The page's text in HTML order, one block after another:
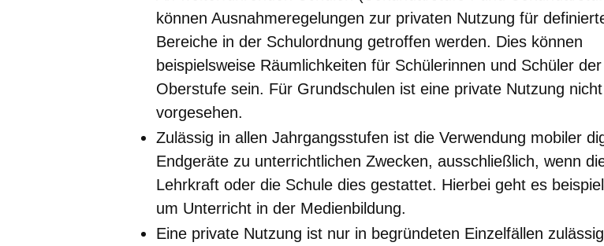
können Ausnahmeregelungen zur privaten Nutzung für
Bereiche in der Schulordnung getroffen werden. Dies können
beispielsweise Räumlichkeiten für Schülerinnen und Schüler der
Oberstufe sein. Für Grundschulen ist eine private Nutzung nicht
vorgesehen.
Zulässig in allen Jahrgangsstufen ist die Verwendung mobiler
Endgeräte zu unterrichtlichen Zwecken, ausschließlich, wenn
Lehrkraft oder die Schule dies gestattet. Hierbei geht es
um Unterricht in der Medienbildung.
Eine private Nutzung ist nur in begründeten Einzelfällen